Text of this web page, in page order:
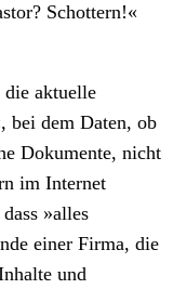
Schottern!«
aktuelle
bei dem Daten, ob
Dokumente, nicht
im Internet
»alles
einer Firma, die
und